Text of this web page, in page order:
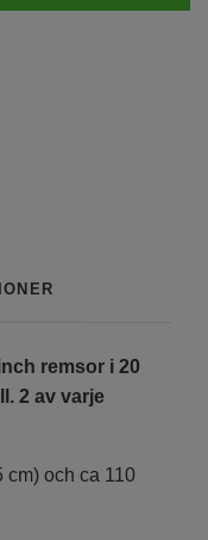
remsor i 20
2 av varje
cm) och ca 110